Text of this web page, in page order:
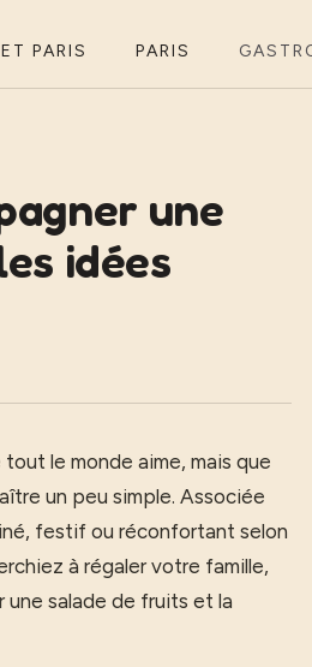
PARIS PARIS
une
idées
le monde aime, mais que
un peu simple. Associée
festif ou réconfortant selon
à régaler votre famille,
salade de fruits et la